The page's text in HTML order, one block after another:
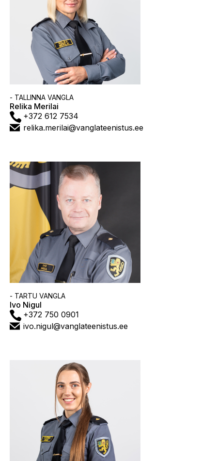
Asutus
- TALLINNA VANGLA
Relika Merilai
Telefon+372 612 7534
E-
relika.merilai@vanglateenistus.ee
Asutus
- TARTU VANGLA
Ivo Nigul
Telefon+372 750 0901
E- ivo.nigul@vanglateenistus.ee